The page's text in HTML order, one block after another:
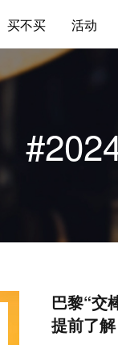
买不买 活动
巴黎“交
提前了解